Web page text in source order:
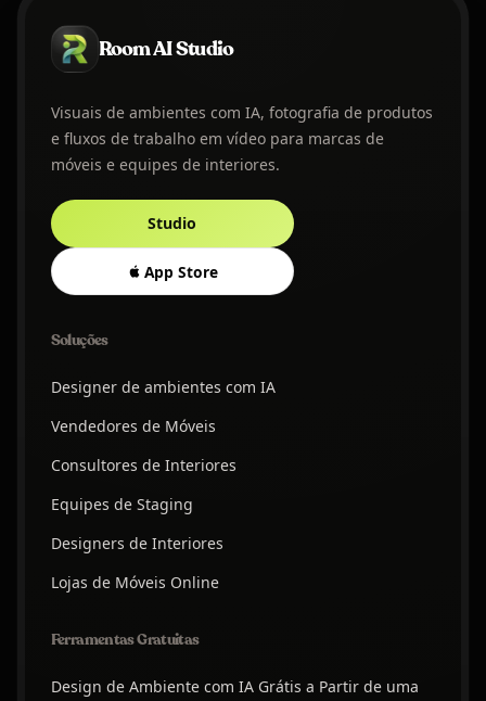
Room AI Studio
Visuais de ambientes com IA, fotografia de produtos
e fluxos de trabalho em vídeo para marcas de
móveis e equipes de interiores.
Studio
App Store
Soluções
Designer de ambientes com IA
Vendedores de Móveis
Consultores de Interiores
Equipes de Staging
Designers de Interiores
Lojas de Móveis Online
Ferramentas Gratuitas
Design de Ambiente com IA Grátis a Partir de uma